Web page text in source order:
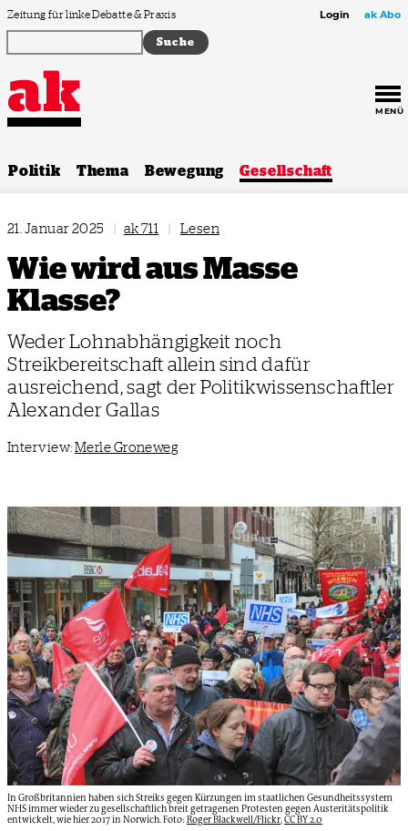
Zum Inhalt springen
Zeitung für linke Debatte & Praxis Login ak Abo
MENÜ
Politik Thema Bewegung Gesellschaft
21. Januar 2025 | ak 711 | Lesen
Wie wird aus Masse
Klasse?
Weder Lohnabhängigkeit noch
Streikbereitschaft allein sind dafür
ausreichend, sagt der Politikwissenschaftler
Alexander Gallas
Interview:Merle Groneweg
In Großbritannien haben sich Streiks gegen Kürzungen im staatlichen Gesundheitssystem
NHS immer wieder zu gesellschaftlich breit getragenen Protesten gegen Austeritätspolitik
entwickelt, wie hier 2017 in Norwich. Foto:Roger Blackwell/Flickr,CC BY 2.0